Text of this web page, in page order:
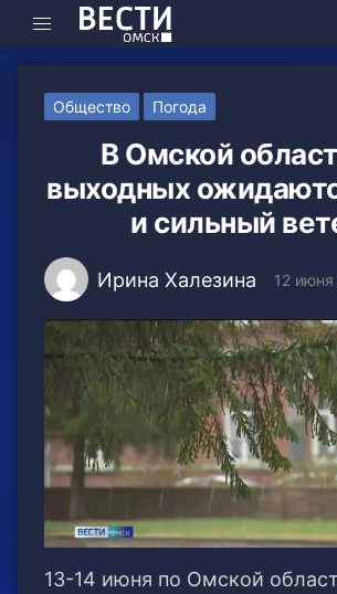
Общество Погода
В Омской
выходных
и сильный
Ирина Халезина 12
13-14 июня по Омской